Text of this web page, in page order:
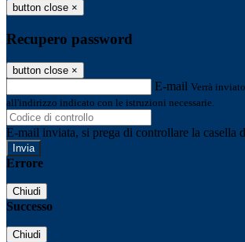
button close ×
Recupero password
button close ×
E-mail Verrà
all'indirizzo indicato con le istruzioni necessarie.
E-mail inviata, si prega di controllare la casella
Errore
Chiudi
Successo
Chiudi